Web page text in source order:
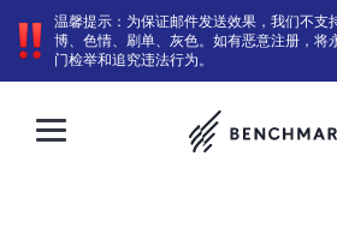
温馨提示：为保证邮件发送效果，我们不支
博、色情、刷单、灰色。如有恶意注册，将
门检举和追究违法行为。